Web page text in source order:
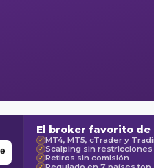
El broker favorito
✓ MT4, MT5, cTrader y
✓ Scalping sin restricciones
✓ Retiros sin comisión